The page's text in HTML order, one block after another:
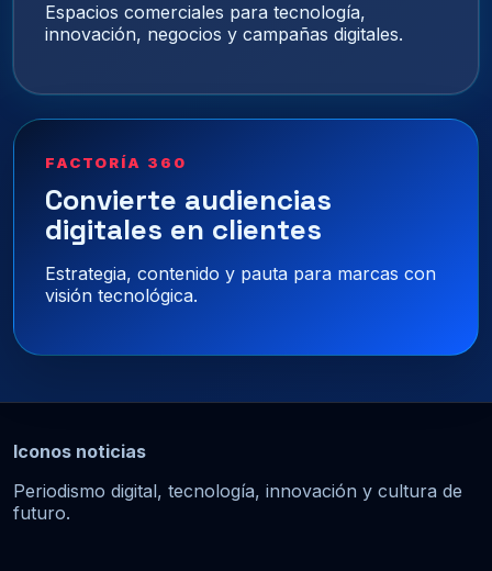
Espacios comerciales para tecnología,
innovación, negocios y campañas digitales.
FACTORÍA 360
Convierte audiencias
digitales en clientes
Estrategia, contenido y pauta para marcas con
visión tecnológica.
Iconos noticias
Periodismo digital, tecnología, innovación y cultura de
futuro.